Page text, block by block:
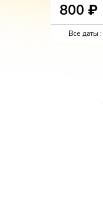
800 ₽
Все даты :